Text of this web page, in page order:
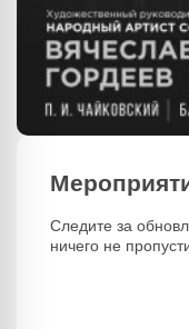
Следите за
ничего не